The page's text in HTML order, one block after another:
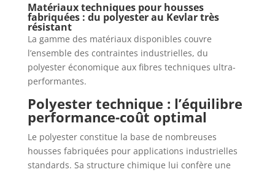
Matériaux techniques pour housses
fabriquées : du polyester au Kevlar très
résistant
La gamme des matériaux disponibles couvre
l’ensemble des contraintes industrielles, du
polyester économique aux fibres techniques ultra-
performantes.
Polyester technique : l’équilibre
performance-coût optimal
Le polyester constitue la base de nombreuses
housses fabriquées pour applications industrielles
standards. Sa structure chimique lui confère une